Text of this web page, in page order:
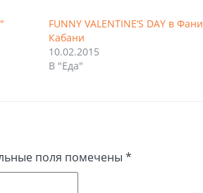
FUNNY VALENTINE’S DAY в Фани
Кабани
10.02.2015
В "Еда"
поля помечены *